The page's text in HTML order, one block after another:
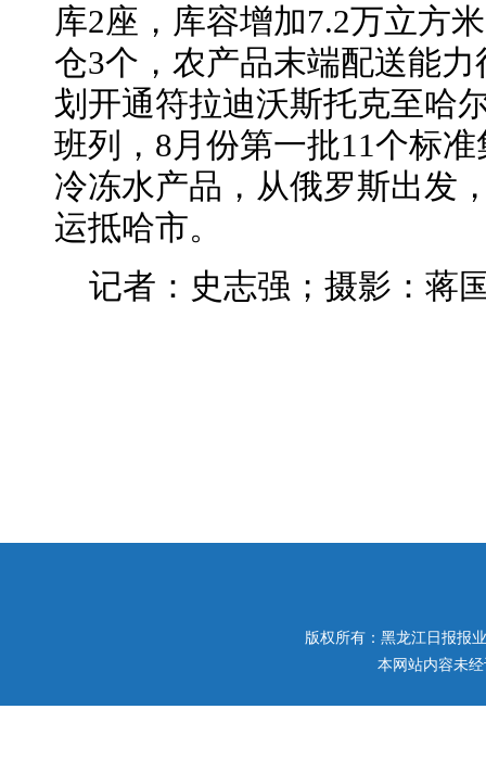
库2座，库容增加7.2万立方
仓3个，农产品末端配送能
划开通符拉迪沃斯托克至哈
班列，8月份第一批11个标
冷冻水产品，从俄罗斯出发
运抵哈市。
记者：史志强；摄影：蒋
版权所有：黑龙江日报报
本网站内容未